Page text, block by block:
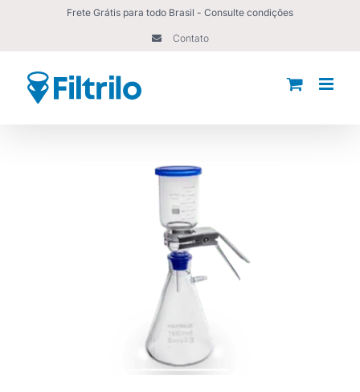
conteúdo
Frete Grátis para todo Brasil - Consulte condições
Contato